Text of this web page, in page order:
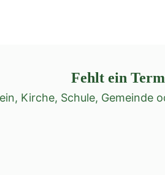
Fehlt ein
Kirche, Schule, Gemeinde